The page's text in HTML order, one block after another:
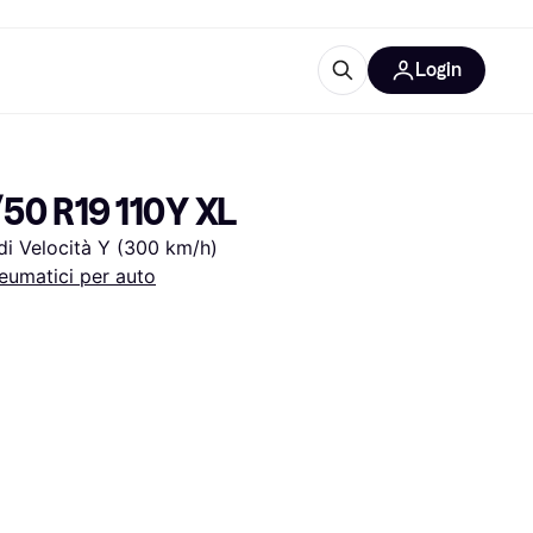
Login
R19 110Y XL
Velocità Y (300 km/h)
per auto